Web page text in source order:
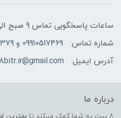
ساعات پاسخگویی تماس 9 صبح الی 9 شب
شماره تماس:
09910517469 و 09336271379
آدرس ایمیل:
درباره ما